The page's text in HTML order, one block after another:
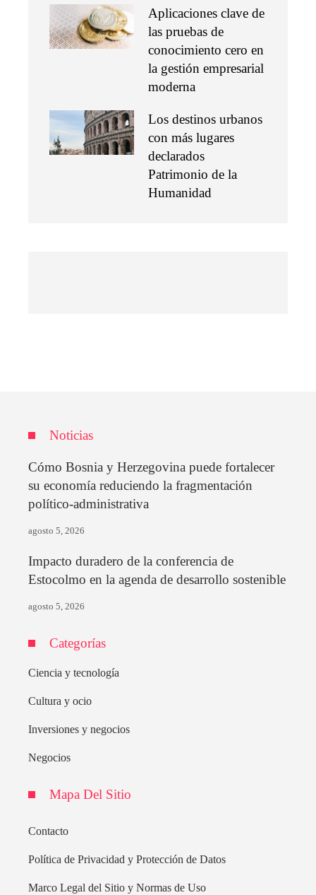
Aplicaciones clave de
las pruebas de
conocimiento cero en
la gestión empresarial
moderna
Los destinos urbanos
con más lugares
declarados
Patrimonio de la
Humanidad
Noticias
Cómo Bosnia y Herzegovina puede fortalecer
su economía reduciendo la fragmentación
político-administrativa
agosto 5, 2026
Impacto duradero de la conferencia de
Estocolmo en la agenda de desarrollo sostenible
agosto 5, 2026
Categorías
Ciencia y tecnología
Cultura y ocio
Inversiones y negocios
Negocios
Mapa Del Sitio
Contacto
Política de Privacidad y Protección de Datos
Marco Legal del Sitio y Normas de Uso